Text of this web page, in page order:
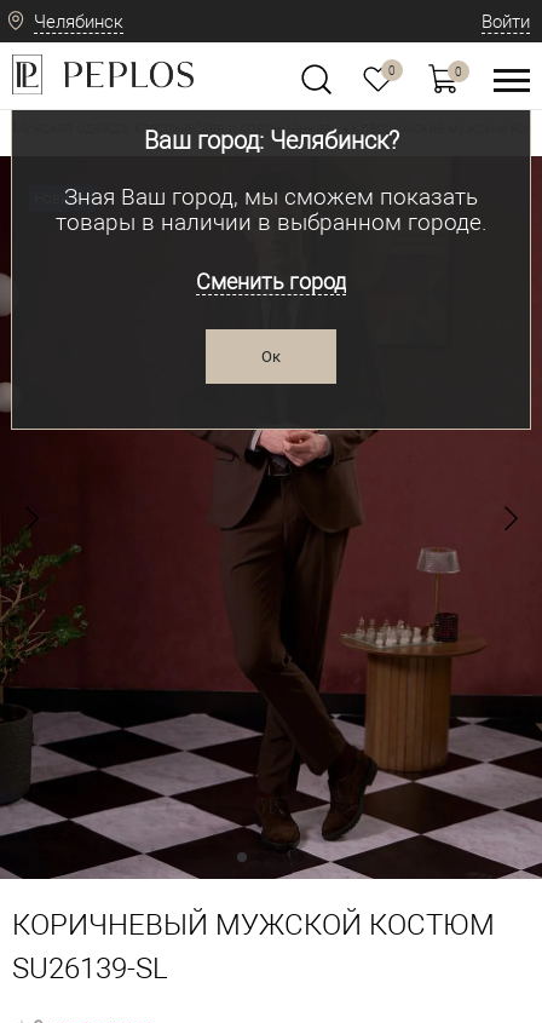
Челябинск
Ваш город: Челябинск?
Зная Ваш город, мы сможем показать
товары в наличии в выбранном городе.
Сменить город
Ок
Войти
0 0
Мужская одежда: классическая и современная Классические мужские
Новинка
КОРИЧНЕВЫЙ МУЖСКОЙ КОСТЮМ
SU26139-SL